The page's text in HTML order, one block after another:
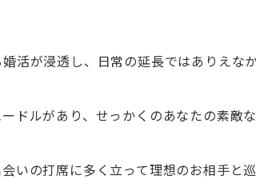
活が浸透し、日常の延長ではありえな
ドルがあり、せっかくのあなたの素敵
いの打席に多く立って理想のお相手と